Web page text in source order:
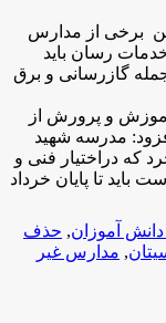
برخی از مدارس
رسان بايد
گازرسانی و برق
و پرورش از
مدرسه شهيد
که دراختيار فنی و
بايد تا پايان خرداد
آموزان, حذف
, مدارس غیر